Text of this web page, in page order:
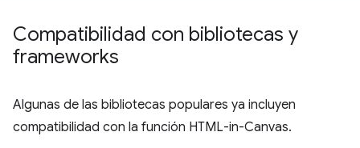
Compatibilidad con bibliotecas y
frameworks
Algunas de las bibliotecas populares ya incluyen
compatibilidad con la función HTML-in-Canvas.